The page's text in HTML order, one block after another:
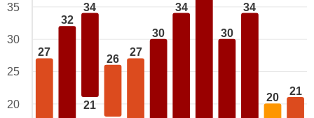
27
32
34
21
26
27
30
34
30
34
20
21
35
30
25
20